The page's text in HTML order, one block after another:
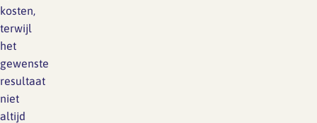
kosten,
terwijl
het
gewenste
resultaat
niet
altijd